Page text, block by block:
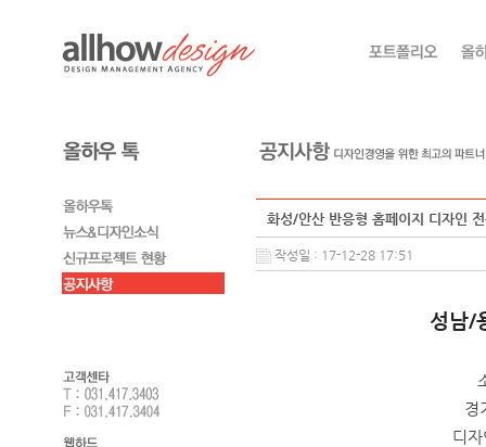
화성/안산 반응형 홈페이지 디자인
작성일 : 17-12-28 17:51
성남/
경
디